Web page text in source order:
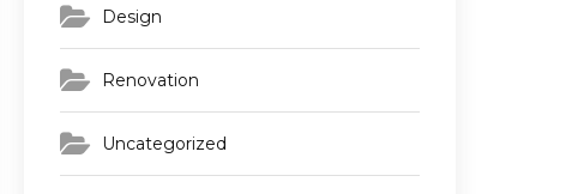
Design
Renovation
Uncategorized